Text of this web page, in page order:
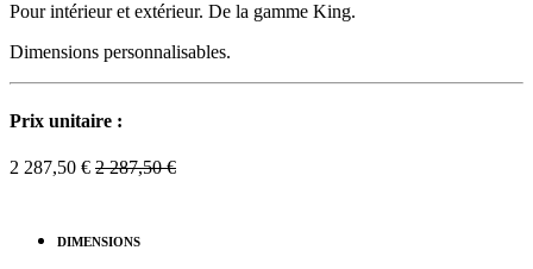
Pour intérieur et extérieur. De la gamme King.
Dimensions personnalisables.
Prix unitaire :
2 287,50 € 2 287,50€
DIMENSIONS